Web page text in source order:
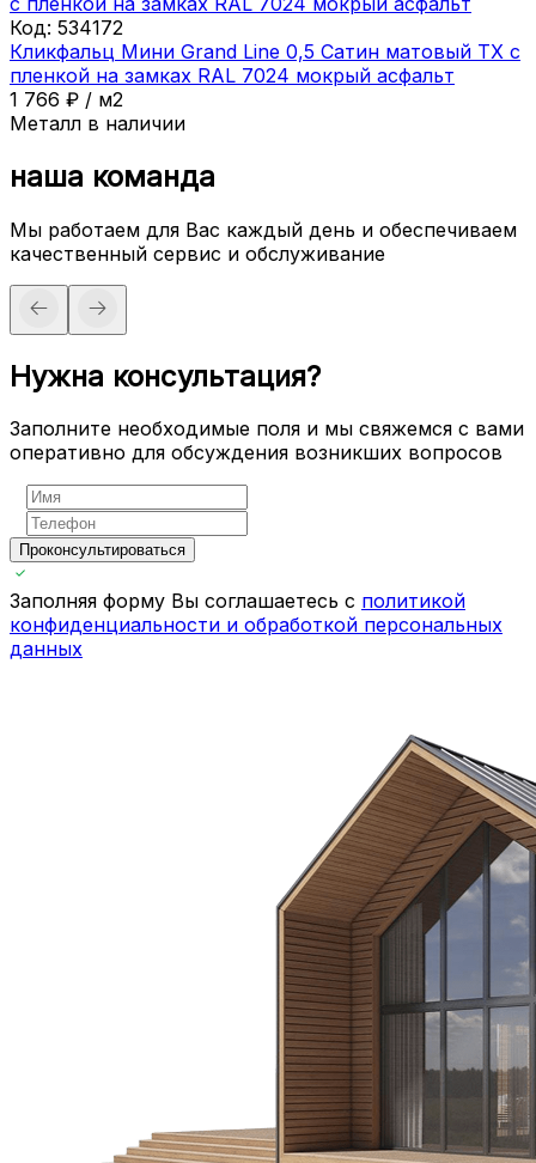
Код: 534172
Кликфальц Мини Grand Line 0,5 Сатин матовый ТХ с
пленкой на замках RAL 7024 мокрый асфальт
1 766 ₽ / м2
Металл в наличии
наша команда
Мы работаем для Вас каждый день и обеспечиваем
качественный сервис и обслуживание
Нужна консультация?
Заполните необходимые поля и мы свяжемся с вами
оперативно для обсуждения возникших вопросов
Проконсультироваться
Заполняя форму Вы соглашаетесь с политикой
конфиденциальности и обработкой персональных
данных